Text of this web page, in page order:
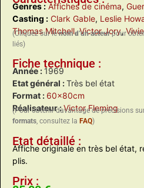
Genres : Affiches de cinéma,
Casting : Clark Gable, Leslie
Thomas Mitchell,Victor Jory,
(Cliquez sur lenom d’un acteurpour
liés)
Fiche technique :
Année : 1969
Etat général :Très bel état
Format : 60x80cm
Réalisateur :Victor Fleming
(Pour obtenir davantage de précisions
formats, consultez la FAQ)
Etat détaillé :
Affiche originale en très bel état,
plis.
Prix :